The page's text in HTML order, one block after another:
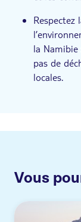
la Namibie
pas de
locales.
Vous